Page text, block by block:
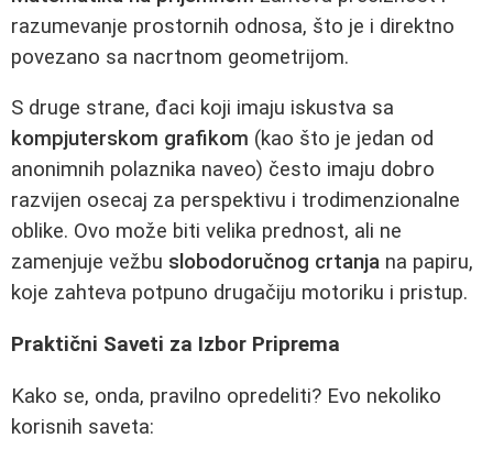
razumevanje prostornih odnosa, što je i direktno
povezano sa nacrtnom geometrijom.
S druge strane, đaci koji imaju iskustva sa
kompjuterskom grafikom (kao što je jedan od
anonimnih polaznika naveo) često imaju dobro
razvijen osecaj za perspektivu i trodimenzionalne
oblike. Ovo može biti velika prednost, ali ne
zamenjuje vežbu slobodoručnog crtanja na papiru,
koje zahteva potpuno drugačiju motoriku i pristup.
Praktični Saveti za Izbor Priprema
Kako se, onda, pravilno opredeliti? Evo nekoliko
korisnih saveta: